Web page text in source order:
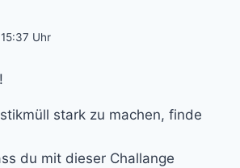
Uhr
stark zu machen, finde
du mit dieser Challange